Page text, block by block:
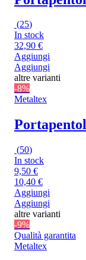
(25)
In stock
32,90 €
Aggiungi
Aggiungi
altre varianti
-8%
Metaltex
(50)
In stock
9,50 €
10,40 €
Aggiungi
Aggiungi
altre varianti
-9%
Qualità garantita
Metaltex